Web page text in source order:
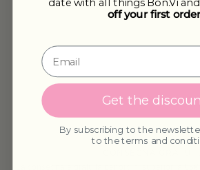
date with all things Bon.Vi
off your first
Get the
By subscribing to the
to the terms and